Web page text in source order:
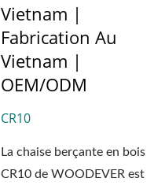
Vietnam |
Fabrication Au
Vietnam |
OEM/ODM
CR10
La chaise berçante en bois
CR10 de WOODEVER est